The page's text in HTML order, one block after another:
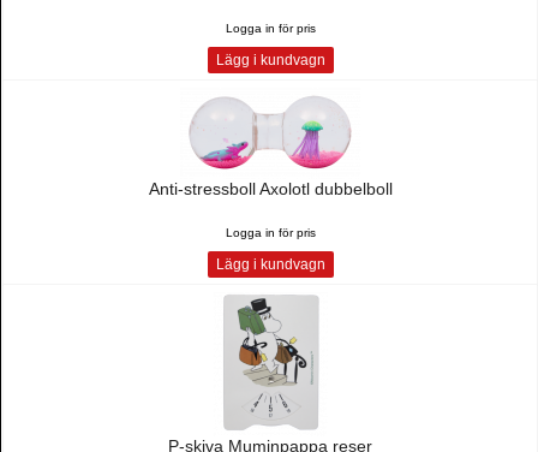
Logga in för pris
Lägg i kundvagn
Anti-stressboll Axolotl dubbelboll
Logga in för pris
Lägg i kundvagn
P-skiva Muminpappa reser